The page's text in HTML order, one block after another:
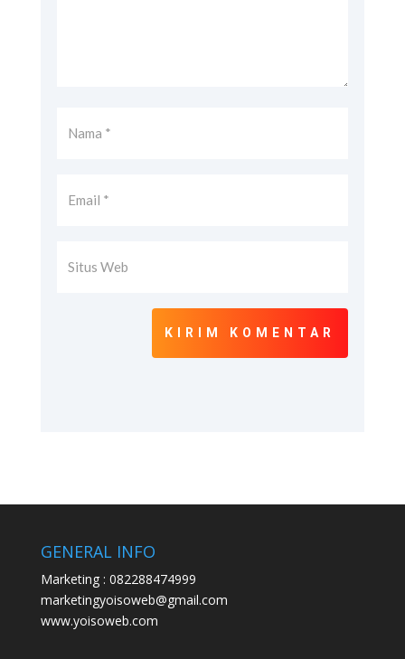
KIRIM KOMENTAR
GENERAL INFO
Marketing : 082288474999
marketingyoisoweb@gmail.com
www.yoisoweb.com